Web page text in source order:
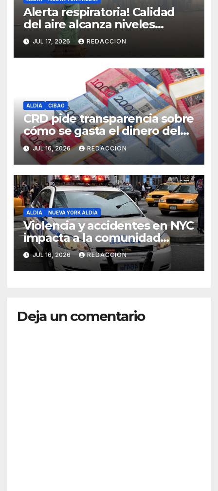
Alerta respiratoria! Calidad
del aire alcanza niveles
peligrosos en NYC
JUL 17, 2026 REDACCION
ALDÍA CIBAO
CRD pide transparencia sobre
cómo se gasta el dinero del
Seguro Familiar de Salud
JUL 16, 2026 REDACCION
ALDÍA NUEVA YORK ALDÍA
Violencia y accidentes en NYC
impacta a la comunidad
dominicana
JUL 16, 2026 REDACCION
Deja un comentario